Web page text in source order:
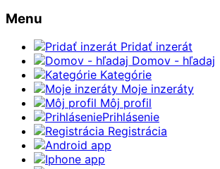
Menu
Pridať inzerát
Domov - hľadaj
Kategórie
Moje inzeráty
Môj profil
Prihlásenie
Registrácia